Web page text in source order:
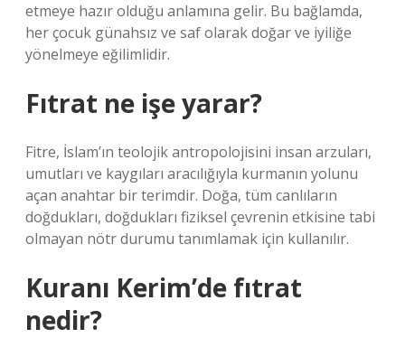
etmeye hazır olduğu anlamına gelir. Bu bağlamda,
her çocuk günahsız ve saf olarak doğar ve iyiliğe
yönelmeye eğilimlidir.
Fıtrat ne işe yarar?
Fitre, İslam’ın teolojik antropolojisini insan arzuları,
umutları ve kaygıları aracılığıyla kurmanın yolunu
açan anahtar bir terimdir. Doğa, tüm canlıların
doğdukları, doğdukları fiziksel çevrenin etkisine tabi
olmayan nötr durumu tanımlamak için kullanılır.
Kuranı Kerim’de fıtrat
nedir?